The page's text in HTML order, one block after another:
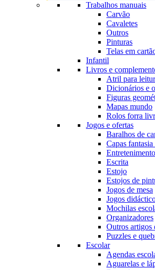
Trabalhos manuais
Carvão
Cavaletes
Outros
Pinturas
Telas em
Infantil
Livros e
Atril para
Dicionários e
Figuras
Mapas mundo
Rolos forra
Jogos e ofertas
Baralhos de
Capas
Escrita
Estojo
Estojos de
Jogos de mesa
Jogos
Mochilas
Organizadores
Outros artigos
Puzzles e
Escolar
Agendas
Aguarelas e